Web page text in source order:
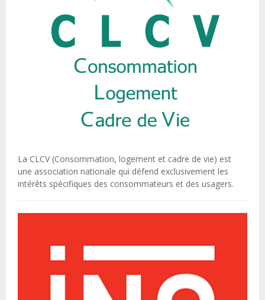
La CLCV (Consommation, logement et cadre de vie) est
une association nationale qui défend exclusivement les
intérêts spécifiques des consommateurs et des usagers.